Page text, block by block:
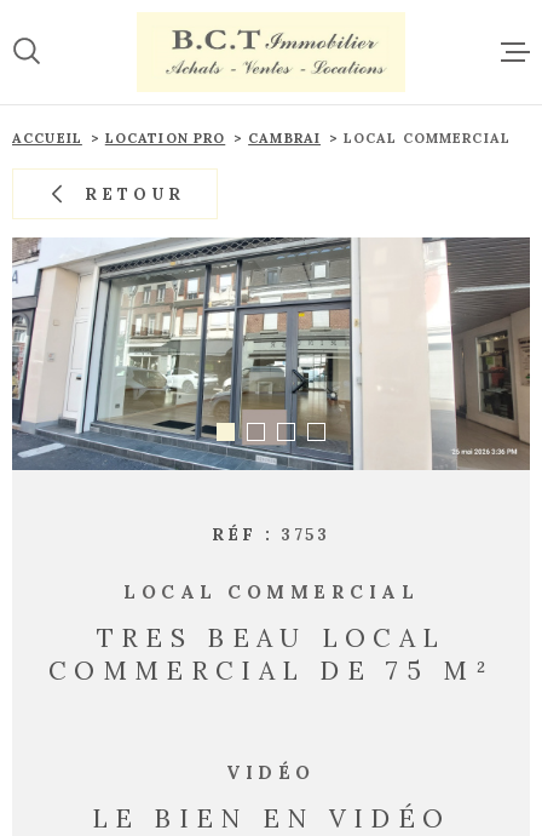
au
menu
au
contenu
ACCUEIL LOCATION PRO CAMBRAI LOCAL COMMERCIAL
RETOUR
RÉF : 3753
LOCAL COMMERCIAL
TRES BEAU LOCAL
COMMERCIAL DE 75 M²
VIDÉO
LE BIEN EN VIDÉO